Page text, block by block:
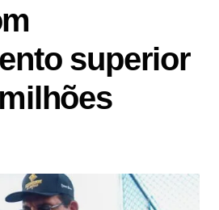
superior